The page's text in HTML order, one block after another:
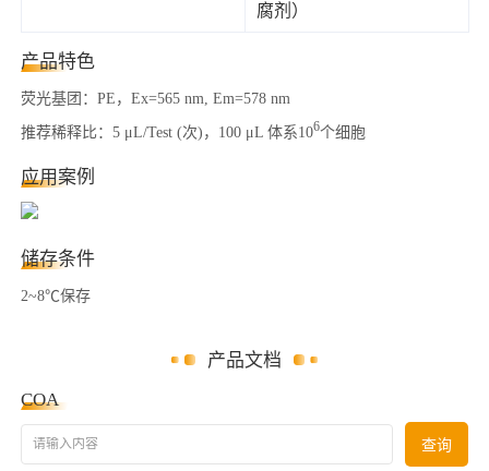
腐剂）
产品特色
荧光基团：PE，Ex=565 nm, Em=578 nm
推荐稀释比：5 μL/Test (次)，100 μL 体系106个细胞
应用案例
储存条件
2~8℃保存
产品文档
COA
请输入内容 查询